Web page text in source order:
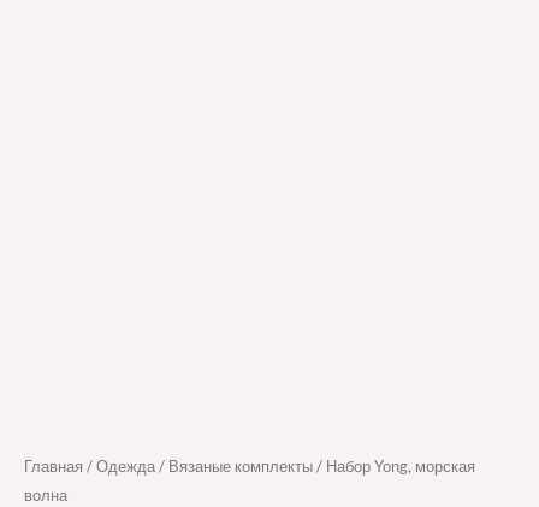
Главная /Одежда/ Вязаные комплекты/ Набор Yong, морская
волна